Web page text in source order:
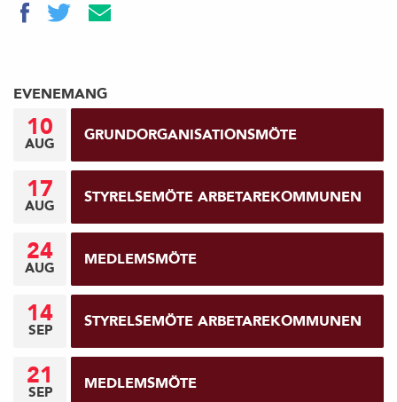
EVENEMANG
10
AUG GRUNDORGANISATIONSMÖTE
17
AUG STYRELSEMÖTE ARBETAREKOMMUNEN
24
AUG MEDLEMSMÖTE
14
SEP STYRELSEMÖTE ARBETAREKOMMUNEN
21
SEP MEDLEMSMÖTE